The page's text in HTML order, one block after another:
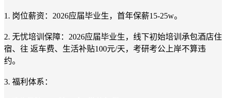
1. 岗位薪资：2026应届毕业生，首年保薪15-25w。
2. 无忧培训保障：2026应届毕业生，线下初始培训承包酒店住
宿、往 返车费、生活补贴100元/天，考研考公上岸不算违
约。
3. 福利体系：